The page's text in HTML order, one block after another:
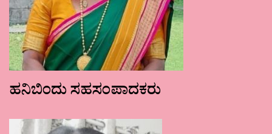
ಹನಿಬಿಂದು ಸಹಸಂಪಾದಕರು